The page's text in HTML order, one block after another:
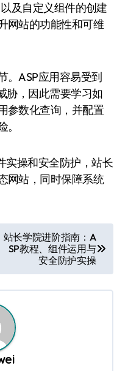
及自定义组件的创建
网站的功能性和可维
。ASP应用容易受到
胁，因此需要学习如
参数化查询，并配置
实操和安全防护，站长
网站，同时保障系统
站长学院进阶指南：A
SP教程、组件运用与
安全防护实操